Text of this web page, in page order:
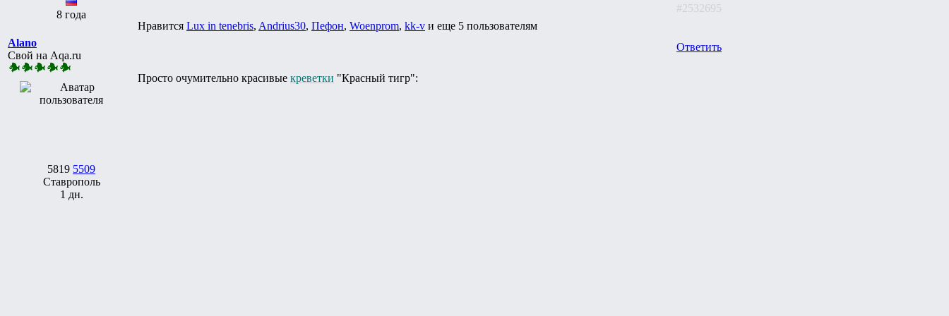
8 года
#2532695
Нравится Lux in tenebris, Andrius30, Пефон, Woenprom, kk-v и еще 5 пользователям
Alano
Свой на Aqa.ru
5819 5509
Ставрополь
1 дн.
Ответить
Просто очумительно красивые креветки "Красный тигр":